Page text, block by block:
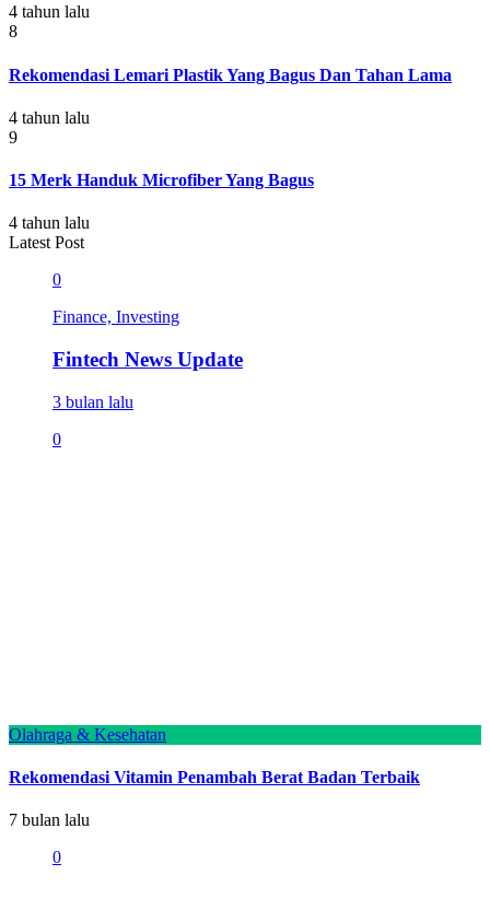
4 tahun lalu
8
Rekomendasi Lemari Plastik Yang Bagus Dan Tahan Lama
4 tahun lalu
9
15 Merk Handuk Microfiber Yang Bagus
4 tahun lalu
Latest Post
0
Finance, Investing
Fintech News Update
3 bulan lalu
0
Olahraga & Kesehatan
Rekomendasi Vitamin Penambah Berat Badan Terbaik
7 bulan lalu
0